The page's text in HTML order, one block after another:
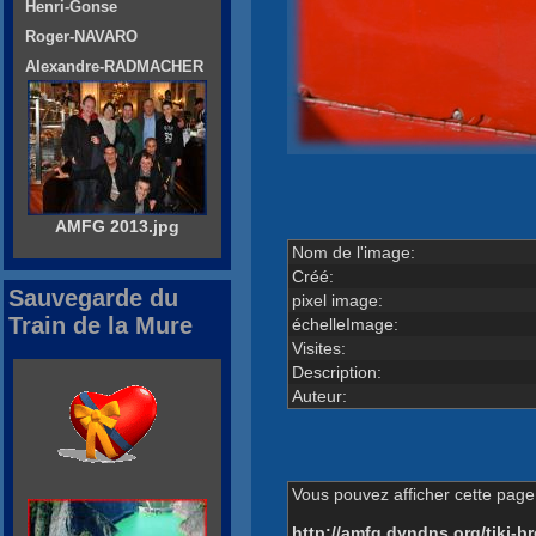
Nom de l'image:
Créé:
pixel image:
échelleImage:
Visites:
Description:
Auteur:
Vous pouvez afficher cette
Henri-Gonse
Roger-NAVARO
Alexandre-RADMACHER
AMFG 2013.jpg
Sauvegarde du
Train de la Mure